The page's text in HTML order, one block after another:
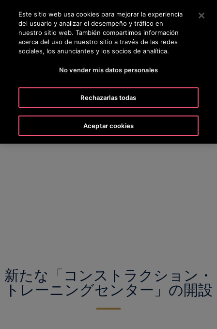
Pulse Intro para saltar al contenido principal
BUSCAR
新たな「コンストラクション・
トレーニングセンター」の開設
Este sitio web usa cookies para mejorar la experiencia
del usuario y analizar el desempeño y tráfico en
nuestro sitio web. También compartimos información
acerca del uso de nuestro sitio a través de las redes
sociales, los anunciantes y los socios de analítica.
No vender mis datos personales
Rechazarlas todas
Aceptar cookies